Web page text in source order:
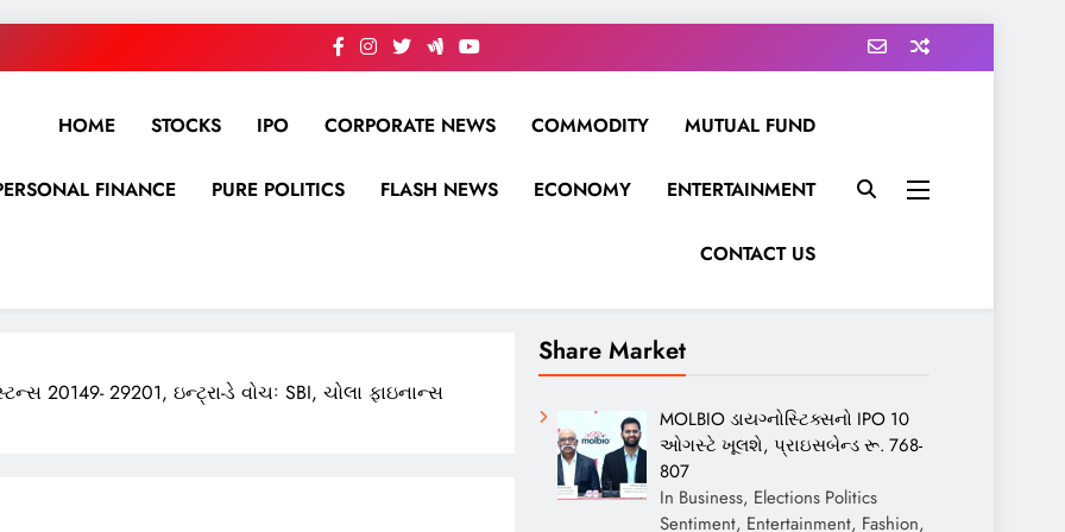
HOME STOCKS IPO CORPORATE NEWS COMMODITY MUTUAL FUND
FINANCE PURE POLITICS FLASH NEWS ECONOMY ENTERTAINMENT
CONTACT US
20149- 29201, ઇન્ટ્રા-ડે વોચઃ SBI, ચોલા ફાઇનાન્સ
Share Market
MOLBIO ડાયગ્નોસ્ટિક્સનો IPO 10
ઓગસ્ટે ખૂલશે, પ્રાઇસબેન્ડ રૂ. 768-
807
In Business, Elections Politics
Sentiment, Entertainment, Fashion,